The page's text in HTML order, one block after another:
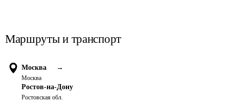
Маршруты и транспорт
Москва →
Москва
Ростов-на-Дону
Ростовская обл.